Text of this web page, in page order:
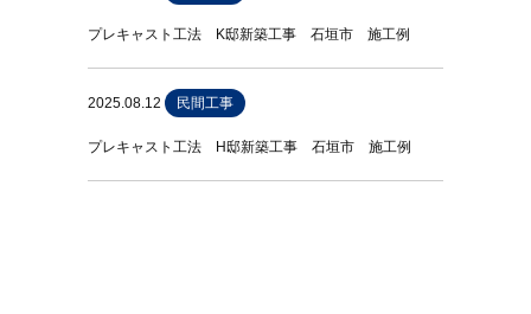
プレキャスト工法 K邸新築工事 石垣市 施工例
2025.08.12 民間工事
プレキャスト工法 H邸新築工事 石垣市 施工例